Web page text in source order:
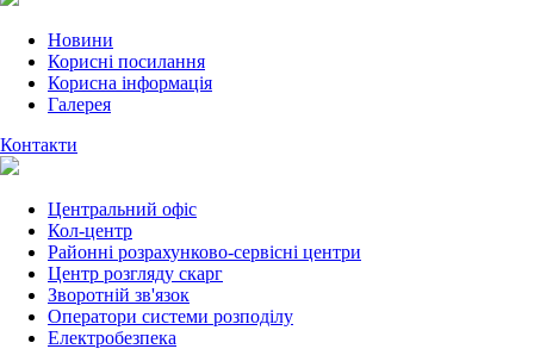
Новини
Корисні посилання
Корисна інформація
Галерея
Контакти
Центральний офіс
Кол-центр
Районні розрахунково-сервісні центри
Центр розгляду скарг
Зворотній зв'язок
Оператори системи розподілу
Електробезпека